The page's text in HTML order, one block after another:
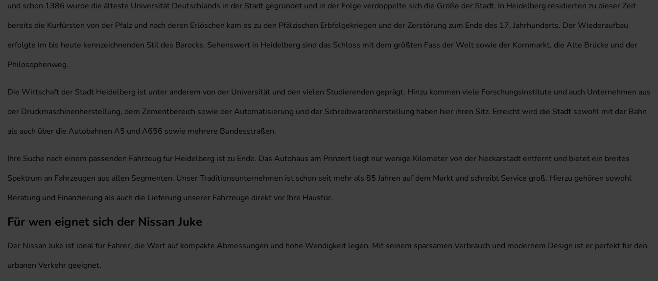
und schon 1386 wurde die älteste Universität Deutschlands in der Stadt gegründet und in der Folge verdoppelte sich die Größe der Stadt. In Heidelberg residierten zu dieser Zeit
bereits die Kurfürsten von der Pfalz und nach deren Erlöschen kam es zu den Pfälzischen Erbfolgekriegen und der Zerstörung zum Ende des 17. Jahrhunderts. Der Wiederaufbau
erfolgte im bis heute kennzeichnenden Stil des Barocks. Sehenswert in Heidelberg sind das Schloss mit dem größten Fass der Welt sowie der Kornmarkt, die Alte Brücke und der
Philosophenweg.
Die Wirtschaft der Stadt Heidelberg ist unter anderem von der Universität und den vielen Studierenden geprägt. Hinzu kommen viele Forschungsinstitute und auch Unternehmen aus
der Druckmaschinenherstellung, dem Zementbereich sowie der Automatisierung und der Schreibwarenherstellung haben hier ihren Sitz. Erreicht wird die Stadt sowohl mit der Bahn
als auch über die Autobahnen A5 und A656 sowie mehrere Bundesstraßen.
Ihre Suche nach einem passenden Fahrzeug für Heidelberg ist zu Ende. Das Autohaus am Prinzert liegt nur wenige Kilometer von der Neckarstadt entfernt und bietet ein breites
Spektrum an Fahrzeugen aus allen Segmenten. Unser Traditionsunternehmen ist schon seit mehr als 85 Jahren auf dem Markt und schreibt Service groß. Hierzu gehören sowohl
Beratung und Finanzierung als auch die Lieferung unserer Fahrzeuge direkt vor Ihre Haustür.
Für wen eignet sich der Nissan Juke
Der Nissan Juke ist ideal für Fahrer, die Wert auf kompakte Abmessungen und hohe Wendigkeit legen. Mit seinem sparsamen Verbrauch und modernem Design ist er perfekt für den
urbanen Verkehr geeignet.